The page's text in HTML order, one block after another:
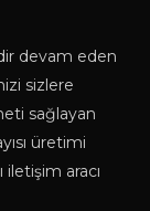
devam eden
sizlere
sağlayan
üretimi
iletişim aracı